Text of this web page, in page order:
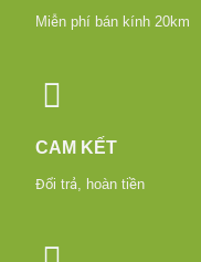
Miễn phí bán kính 20km
CAM KẾT
Đổi trả, hoàn tiền